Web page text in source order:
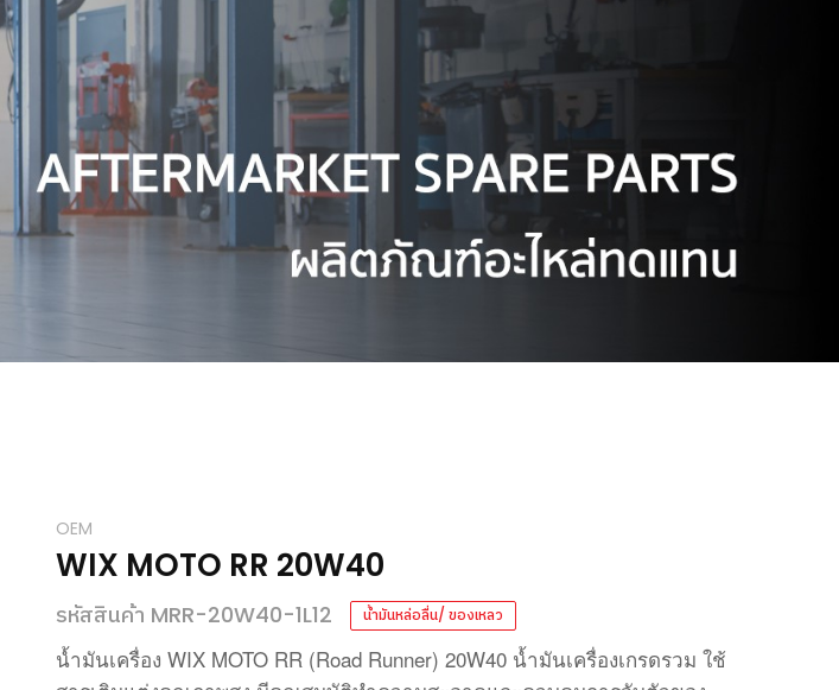
OEM
WIX MOTO RR 20W40
รหัสสินค้า MRR-20W40-1L12 น้ำมันหล่อลื่น/ ของเหลว
น้ำมันเครื่อง WIX MOTO RR (Road Runner) 20W40 น้ำมันเครื่องเกรดรวม ใช้